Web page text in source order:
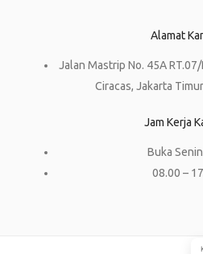
Alamat
Jalan Mastrip No. 45A
Ciracas, Jakarta
Jam Kerja
Buka
08.00 –